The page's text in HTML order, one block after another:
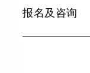
报名及咨询